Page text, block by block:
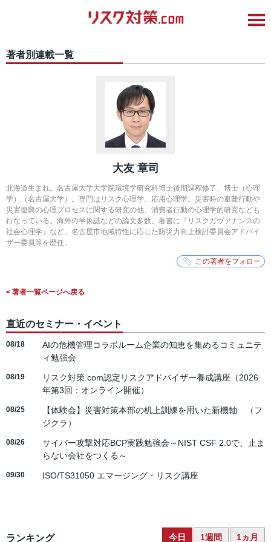
著者別連載一覧
大友 章司
北海道生まれ。名古屋大学大学院環境学研究科博士後期課程修了、博士（心理
学）（名古屋大学）。専門はリスク心理学、応用心理学。災害時の避難行動や
災害復興の心理プロセスに関する研究の他、消費者行動の心理学的研究なども
行なっている。海外の学術誌などの論文多数。著書に『リスクガヴァナンスの
社会心理学』など。名古屋市地域特性に応じた防災力向上検討委員会アドバイ
ザー委員等を歴任。
< 著者一覧ページへ戻る
直近のセミナー・イベント
08/18
AIの危機管理コラボルーム企業の知恵を集めるコミュニテ
ィ勉強会
08/19
リスク対策.com認定リスクアドバイザー養成講座（2026
年第3回：オンライン開催）
08/25
【体験会】災害対策本部の机上訓練を用いた新機軸 （フ
ジクラ）
08/26
サイバー攻撃対応BCP実践勉強会～NIST CSF 2.0で、止ま
らない会社をつくる～
09/30 ISO/TS31050 エマージング・リスク講座
ランキング 今日 1週間 1ヵ月